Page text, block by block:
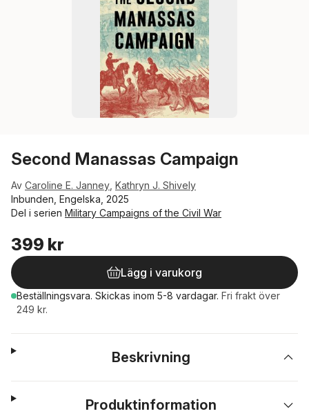
Second Manassas Campaign
Av Caroline E. Janney Kathryn J. Shively
Inbunden, Engelska, 2025
Del i serien Military Campaigns of the Civil War
399 kr
Lägg i varukorg
Beställningsvara. Skickas inom 5-8 vardagar. Fri frakt över
249 kr.
Beskrivning
Produktinformation